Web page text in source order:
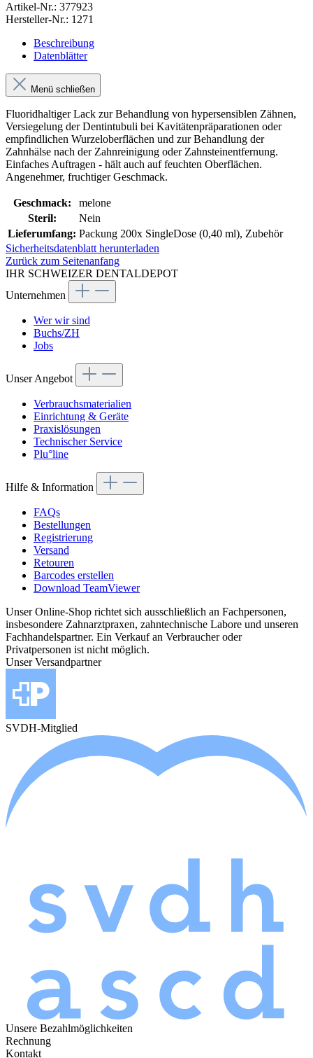
Artikel-Nr.: 377923
Hersteller-Nr.: 1271
Beschreibung
Datenblätter
Menü schließen
Fluoridhaltiger Lack zur Behandlung von hypersensiblen Zähnen,
Versiegelung der Dentintubuli bei Kavitätenpräparationen oder
empfindlichen Wurzeloberflächen und zur Behandlung der
Zahnhälse nach der Zahnreinigung oder Zahnsteinentfernung.
Einfaches Auftragen - hält auch auf feuchten Oberflächen.
Angenehmer, fruchtiger Geschmack.
Geschmack:
melone
Steril:
Nein
Lieferumfang: Packung 200x SingleDose (0,40 ml), Zubehör
Sicherheitsdatenblatt herunterladen
Zurück zum Seitenanfang
IHR SCHWEIZER DENTALDEPOT
Unternehmen
Wer wir sind
Buchs/ZH
Jobs
Unser Angebot
Verbrauchsmaterialien
Einrichtung & Geräte
Praxislösungen
Technischer Service
Plu°line
Hilfe & Information
FAQs
Bestellungen
Registrierung
Versand
Retouren
Barcodes erstellen
Download TeamViewer
Unser Online-Shop richtet sich ausschließlich an Fachpersonen,
insbesondere Zahnarztpraxen, zahntechnische Labore und unseren
Fachhandelspartner. Ein Verkauf an Verbraucher oder
Privatpersonen ist nicht möglich.
Unser Versandpartner
SVDH-Mitglied
Unsere Bezahlmöglichkeiten
Rechnung
Kontakt